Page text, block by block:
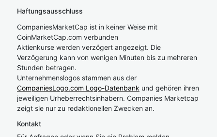
Haftungsausschluss
CompaniesMarketCap ist in keiner Weise mit
CoinMarketCap.com verbunden
Aktienkurse werden verzögert angezeigt. Die
Verzögerung kann von wenigen Minuten bis zu mehreren
Stunden betragen.
Unternehmenslogos stammen aus der
CompaniesLogo.com Logo-Datenbank und gehören ihren
jeweiligen Urheberrechtsinhabern. Companies Marketcap
zeigt sie nur zu redaktionellen Zwecken an.
Kontakt